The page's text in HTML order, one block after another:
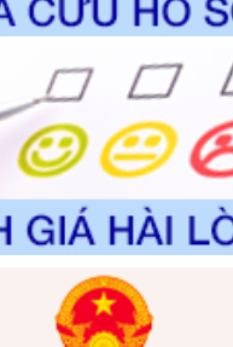
06/2026
QĐ-UBND
bố Danh mục thủ tục hành
duyệt Quy trình nội bộ,
hành chính lĩnh vực biến
quyết của Sở Nông nghiệp
06/2026
QĐ-UBND
danh mục thủ tục hành chính
duyệt quy trình nội bộ, quy
hành chính trong lĩnh vực